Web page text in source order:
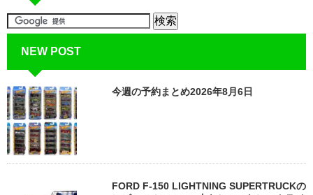
NEW POST
今週の予約まとめ2026年8月6日
FORD F-150 LIGHTNING SUPERTRUCKの